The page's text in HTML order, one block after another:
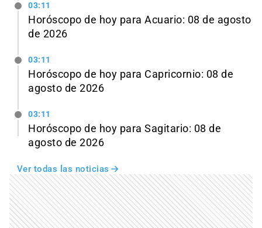
03:11
Horóscopo de hoy para Acuario: 08 de agosto
de 2026
03:11
Horóscopo de hoy para Capricornio: 08 de
agosto de 2026
03:11
Horóscopo de hoy para Sagitario: 08 de
agosto de 2026
Ver todas las noticias